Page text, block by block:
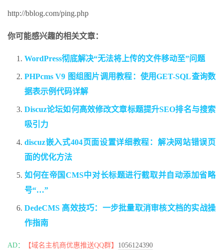
http://bblog.com/ping.php
你可能感兴趣的相关文章：
WordPress彻底解决“无法将上传的文件移动至”问题
PHPcms V9 图组图片调用教程：使用GET-SQL查询数
据表示例代码详解
Discuz论坛如何高效修改文章标题提升SEO排名与搜索
吸引力
discuz嵌入式404页面设置详细教程：解决网站错误页
面的优化方法
如何在帝国CMS中对长标题进行截取并自动添加省略
号“…”
DedeCMS 高效技巧：一步批量取消审核文档的实战操
作指南
AD： 【域名主机商优惠推送QQ群】 1056124390